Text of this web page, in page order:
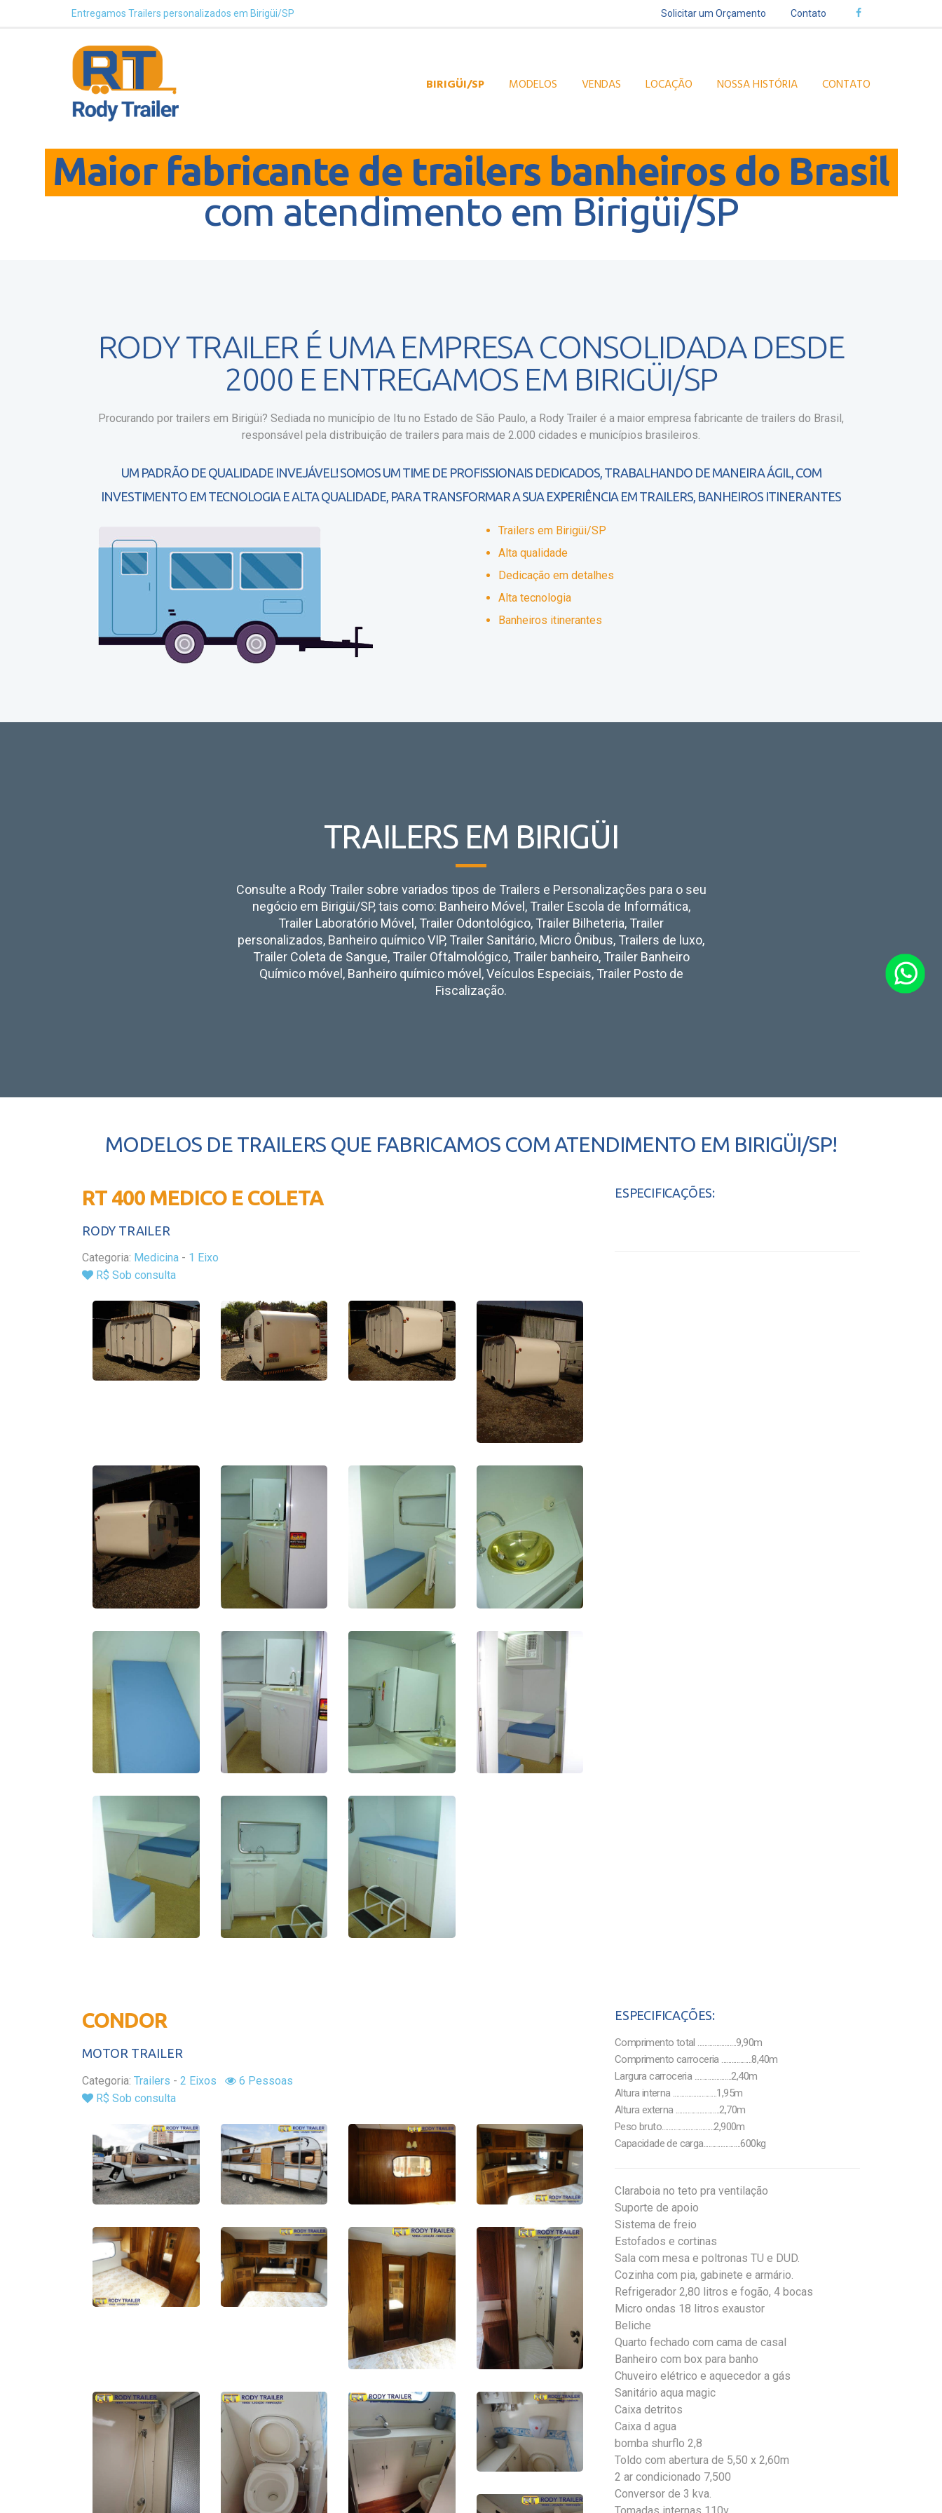
Solicitar um Orçamento Contato
Entregamos Trailers personalizados em Birigüi/SP
BIRIGÜI/SP MODELOS VENDAS LOCAÇÃO NOSSA HISTÓRIA CONTATO
Maior fabricante de trailers banheiros do Brasil
com atendimento em Birigüi/SP
RODY TRAILER É UMA EMPRESA CONSOLIDADA DESDE
2000 E ENTREGAMOS EM BIRIGÜI/SP
Procurando por trailers em Birigüi? Sediada no município de Itu no Estado de São Paulo, a Rody Trailer é a maior empresa fabricante de trailers do Brasil,
responsável pela distribuição de trailers para mais de 2.000 cidades e municípios brasileiros.
UM PADRÃO DE QUALIDADE INVEJÁVEL! SOMOS UM TIME DE PROFISSIONAIS DEDICADOS, TRABALHANDO DE MANEIRA ÁGIL, COM
INVESTIMENTO EM TECNOLOGIA E ALTA QUALIDADE, PARA TRANSFORMAR A SUA EXPERIÊNCIA EM TRAILERS, BANHEIROS ITINERANTES
Trailers em Birigüi/SP
Alta qualidade
Dedicação em detalhes
Alta tecnologia
Banheiros itinerantes
TRAILERS EM BIRIGÜI
Consulte a Rody Trailer sobre variados tipos de Trailers e Personalizações para o seu
negócio em Birigüi/SP, tais como: Banheiro Móvel, Trailer Escola de Informática,
Trailer Laboratório Móvel, Trailer Odontológico, Trailer Bilheteria, Trailer
personalizados, Banheiro químico VIP, Trailer Sanitário, Micro Ônibus, Trailers de luxo,
Trailer Coleta de Sangue, Trailer Oftalmológico, Trailer banheiro, Trailer Banheiro
Químico móvel, Banheiro químico móvel, Veículos Especiais, Trailer Posto de
Fiscalização.
MODELOS DE TRAILERS QUE FABRICAMOS COM ATENDIMENTO EM BIRIGÜI/SP!
RT 400 MEDICO E COLETA
RODY TRAILER
Categoria: Medicina - 1 Eixo
R$ Sob consulta
ESPECIFICAÇÕES:
CONDOR
MOTOR TRAILER
Categoria: Trailers - 2 Eixos
6 Pessoas
R$ Sob consulta
ESPECIFICAÇÕES:
Comprimento total .......................9,90m
Comprimento carroceria ..................8,40m
Largura carroceria ......................2,40m
Altura interna ..........................1,95m
Altura externa ..........................2,70m
Peso bruto...............................2,900m
Capacidade de carga......................600kg
Claraboia no teto pra ventilação
Suporte de apoio
Sistema de freio
Estofados e cortinas
Sala com mesa e poltronas TU e DUD.
Cozinha com pia, gabinete e armário.
Refrigerador 2,80 litros e fogão, 4 bocas
Micro ondas 18 litros exaustor
Beliche
Quarto fechado com cama de casal
Banheiro com box para banho
Chuveiro elétrico e aquecedor a gás
Sanitário aqua magic
Caixa detritos
Caixa d agua
bomba shurflo 2,8
Toldo com abertura de 5,50 x 2,60m
2 ar condicionado 7,500
Conversor de 3 kva.